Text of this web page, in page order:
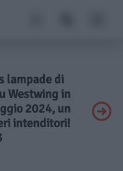
lampade di
Westwing in
2024, un
intenditori!